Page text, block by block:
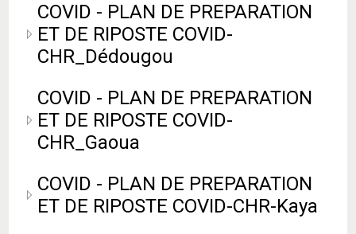
COVID - PLAN DE PREPARATION
ET DE RIPOSTE COVID-
CHR_Dédougou
COVID - PLAN DE PREPARATION
ET DE RIPOSTE COVID-
CHR_Gaoua
COVID - PLAN DE PREPARATION
ET DE RIPOSTE COVID-CHR-Kaya